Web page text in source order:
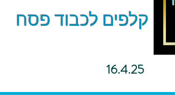
קלפים לכבוד פסח
16.4.25